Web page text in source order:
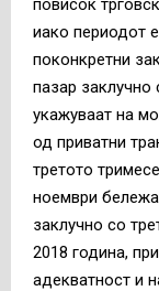
иако периодот
поконкретни
пазар заклучно
укажуваат на
од приватни
третото
ноември
заклучно со
2018 година,
адекватност и